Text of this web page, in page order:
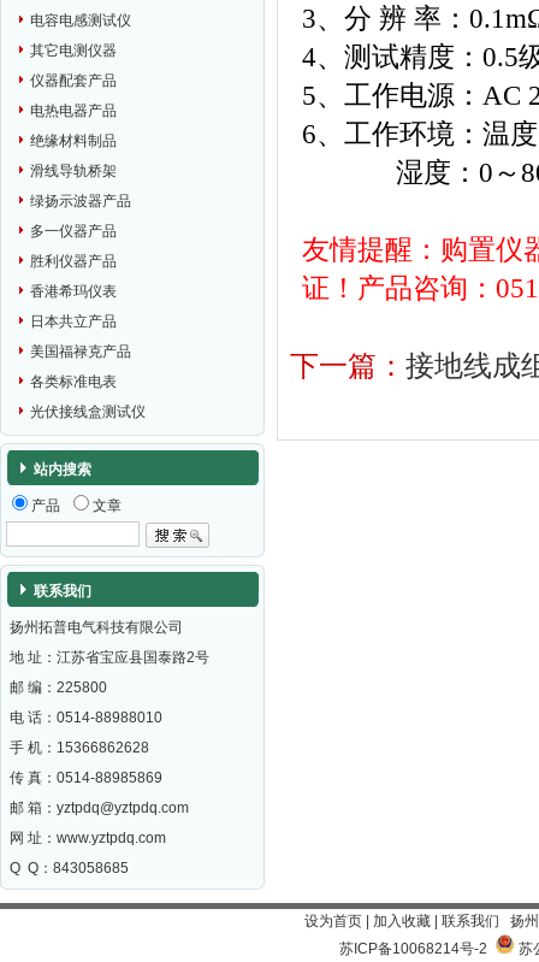
电容电感测试仪
其它电测仪器
仪器配套产品
电热电器产品
绝缘材料制品
滑线导轨桥架
绿扬示波器产品
多一仪器产品
胜利仪器产品
香港希玛仪表
日本共立产品
美国福禄克产品
各类标准电表
光伏接线盒测试仪
站内搜索
产品 文章
联系我们
扬州拓普电气科技有限公司
地 址：江苏省宝应县国泰路2号
邮 编： 225800
电 话：0514-88988010
手 机：15366862628
传 真：0514-88985869
邮 箱： yztpdq@yztpdq.com
网 址： www.yztpdq.com
Q Q：843058685
3、分 辨 率：
4、测试精度：0.5
5、工作电源：AC
6、工作环境：温
湿度：0～
友情提醒：购置仪
证！产品咨询：
下一篇： 接地线成
设为首页 加入收藏 联系我们 扬
苏ICP备10068214号-2
苏